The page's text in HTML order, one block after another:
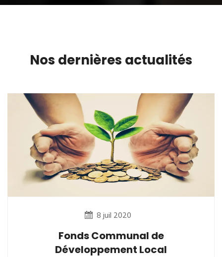
Nos dernières actualités
8 juil 2020
Fonds Communal de
Développement Local